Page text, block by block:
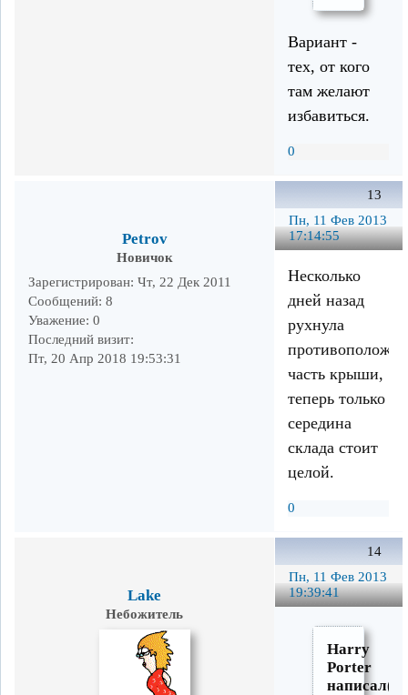
Вариант -
тех, от кого
там желают
избавиться.
0
13
Пн, 11 Фев 2013
17:14:55
Petrov
Новичок
Зарегистрирован: Чт, 22 Дек 2011
Сообщений: 8
Уважение: 0
Последний визит:
Пт, 20 Апр 2018 19:53:31
Несколько
дней назад
рухнула
часть крыши,
теперь только
середина
склада стоит
целой.
0
14
Пн, 11 Фев 2013
19:39:41
Lake
Небожитель
Harry
Porter